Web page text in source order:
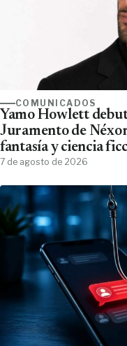
COMUNICADOS
Yamo Howlett
Juramento de
fantasía y ciencia
7 de agosto de 2026